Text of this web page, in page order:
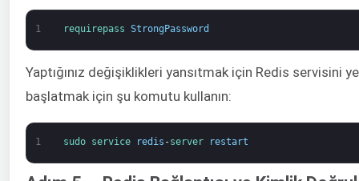
1 requirepass StrongPassword
Yaptığınız değişiklikleri yansıtmak için Redis servisini
başlatmak için şu komutu kullanın:
1 sudo service redis -server restart